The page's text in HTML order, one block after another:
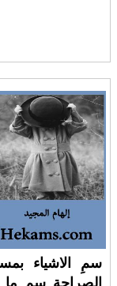
سمِ الاشياء